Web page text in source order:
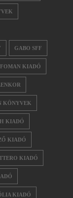
GABO SFF
KIADÓ
KÖNYVEK
KIADÓ
KIADÓ
KIADÓ
KIADÓ